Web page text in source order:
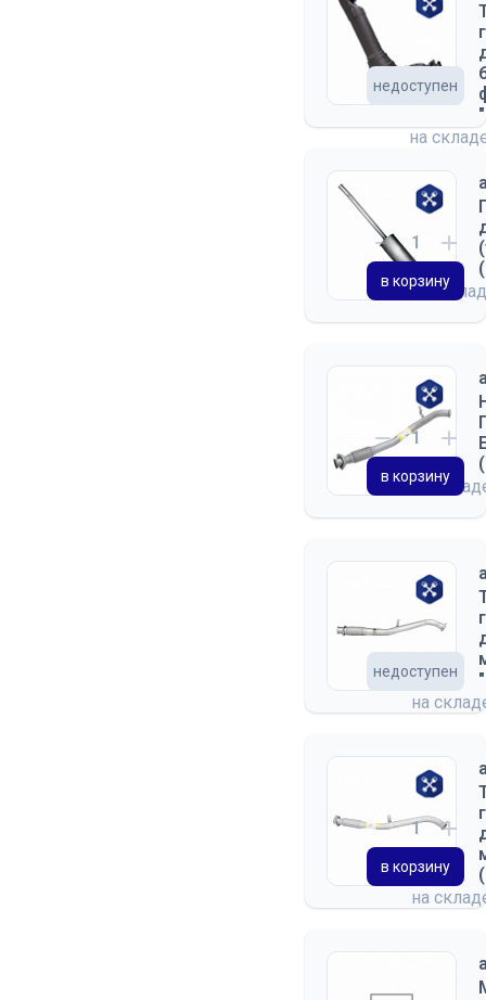
на
недоступен
на
в корзину
на
в корзину
на
недоступен
на
в корзину